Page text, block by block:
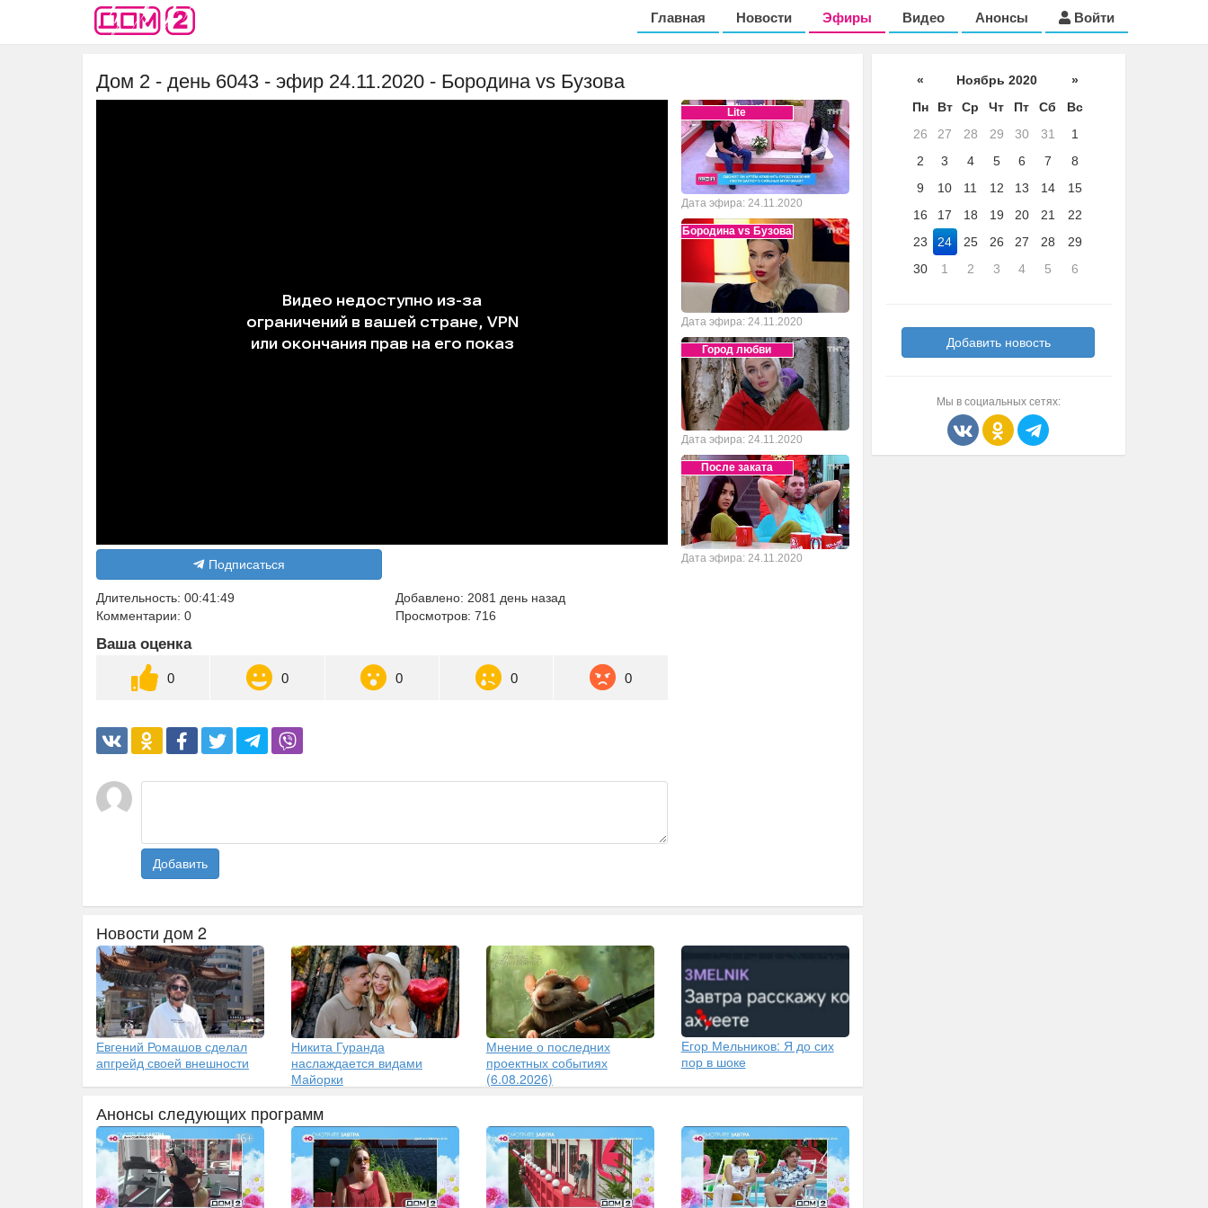
Главная Новости Эфиры Видео Анонсы Войти
Дом 2 - день 6043 - эфир 24.11.2020 - Бородина vs Бузова
Подписаться
Длительность: 00:41:49
Комментарии: 0
Добавлено: 2081 день назад
Просмотров: 716
Ваша оценка
0 0 0 0 0
Добавить
Lite
Дата эфира: 24.11.2020
Бородина vs Бузова
Дата эфира: 24.11.2020
Город любви
Дата эфира: 24.11.2020
После заката
Дата эфира: 24.11.2020
Новости дом 2
Евгений Ромашов сделал
апгрейд своей внешности
Никита Гуранда
наслаждается видами
Майорки
Мнение о последних
проектных событиях
(6.08.2026)
Егор Мельников: Я до сих
пор в шоке
Анонсы следующих программ
« Ноябрь 2020
»
Пн
Вт Ср Чт Пт Сб
Вс
26
27 28 29 30 31
1
2
3 4 5 6 7
8
9
10 11 12 13 14
15
16
17 18 19 20 21
22
23
24 25 26 27 28
29
30
1 2 3 4 5 6
Добавить новость
Мы в социальных сетях: